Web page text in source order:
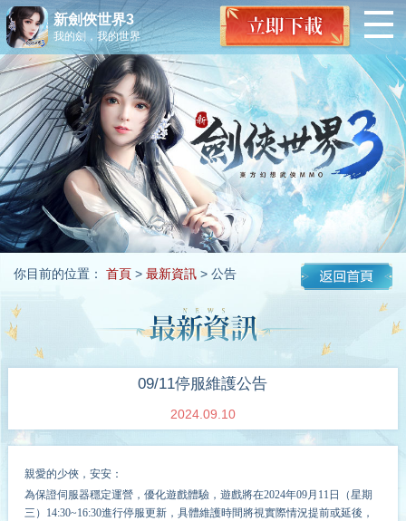
新劍俠世界3
我的劍，我的世界
你目前的位置： 首頁> 最新資訊> 公告
09/11停服維護公告
2024.09.10
親愛的少俠，安安：
為保證伺服器穩定運營，優化遊戲體驗， 遊戲將在2024年09月 11 日（星期
三 ） 14:30~16:30進行停服更新，具體維護時間將視實際情況提前或延後，